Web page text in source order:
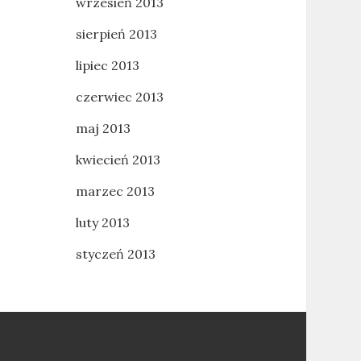
sierpień 2013
lipiec 2013
czerwiec 2013
maj 2013
kwiecień 2013
marzec 2013
luty 2013
styczeń 2013